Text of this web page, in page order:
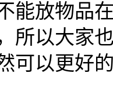
能放物品
所以大家
可以更好